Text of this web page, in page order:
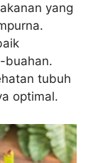
yang
buahan.
tubuh
optimal.